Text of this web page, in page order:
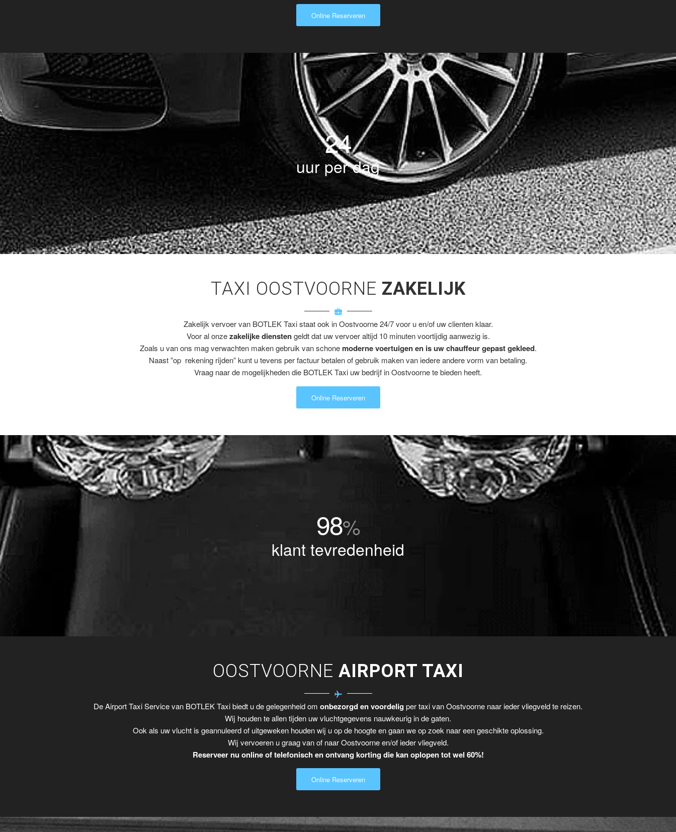
Online Reserveren
24
uur per dag
TAXI OOSTVOORNE ZAKELIJK
Zakelijk vervoer van BOTLEK Taxi staat ook in Oostvoorne 24/7 voor u en/of uw clienten klaar.
Voor al onzezakelijke dienstengeldt dat uw vervoer altijd 10 minuten voortijdig aanwezig is.
Zoals u van ons mag verwachten maken gebruik van schone moderne voertuigen en is uw chauffeur gepast gekleed.
Naast ”op rekening rijden” kunt u tevens per factuur betalen of gebruik maken van iedere andere vorm van betaling.
Vraag naar de mogelijkheden die BOTLEK Taxi uw bedrijf in Oostvoorne te bieden heeft.
Online Reserveren
98%
klant tevredenheid
OOSTVOORNE AIRPORT TAXI
De Airport Taxi Service van BOTLEK Taxi biedt u de gelegenheid om onbezorgd en voordelig per taxi van Oostvoorne naar ieder vliegveld te reizen.
Wij houden te allen tijden uw vluchtgegevens nauwkeurig in de gaten.
Ook als uw vlucht is geannuleerd of uitgeweken houden wij u op de hoogte en gaan we op zoek naar een geschikte oplossing.
Wij vervoeren u graag van of naar Oostvoorne en/of ieder vliegveld.
Reserveer nu online of telefonisch en ontvang korting die kan oplopen tot wel 60%!
Online Reserveren